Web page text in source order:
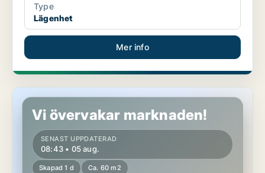
Type
Lägenhet
Mer info
Lägenhet i Sandviken, Storvik
Vi övervakar marknaden!
SENAST UPPDATERAD
08:43 • 05 aug.
Skapad 1 d Ca. 60 m2